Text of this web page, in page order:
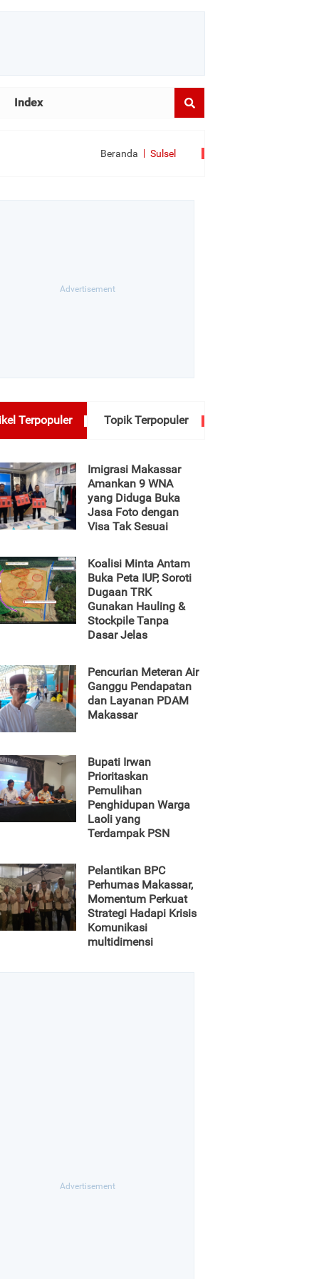
Index
Beranda Sulsel
Terpopuler Topik Terpopuler
Imigrasi Makassar
Amankan 9 WNA
yang Diduga Buka
Jasa Foto dengan
Visa Tak Sesuai
Koalisi Minta Antam
Buka Peta IUP, Soroti
Dugaan TRK
Gunakan Hauling &
Stockpile Tanpa
Dasar Jelas
Pencurian Meteran Air
Ganggu Pendapatan
dan Layanan PDAM
Makassar
Bupati Irwan
Prioritaskan
Pemulihan
Penghidupan Warga
Laoli yang
Terdampak PSN
Pelantikan BPC
Perhumas Makassar,
Momentum Perkuat
Strategi Hadapi Krisis
Komunikasi
multidimensi